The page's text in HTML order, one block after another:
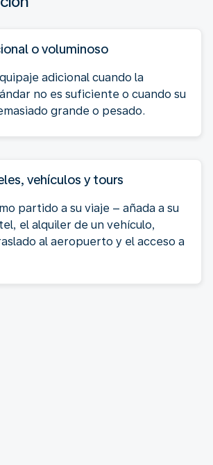
o voluminoso
adicional cuando la
no es suficiente o cuando su
grande o pesado.
vehículos y tours
partido a su viaje – añada a su
el alquiler de un vehículo,
al aeropuerto y el acceso a